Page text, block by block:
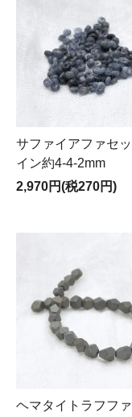
サファイアファセ
イン約4-4-2mm
2,970円(税270円)
ヘマタイトラフフ